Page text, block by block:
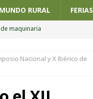
MUNDO RURAL FERIAS
maquinaria
de Agricultura,
en el cultivo del
Nacional y X Ibérico de